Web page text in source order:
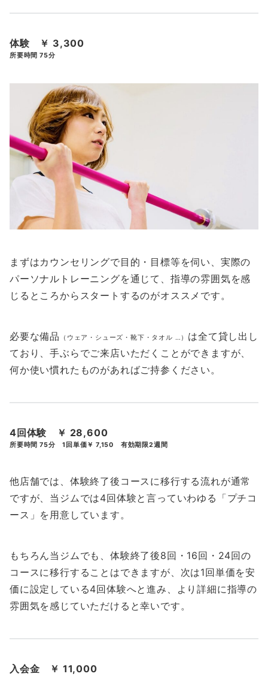
体験 ￥ 3,300
所要時間 75分
まずはカウンセリングで目的・目標等を伺い、実際の
パーソナルトレーニングを通じて、指導の雰囲気を感
じるところからスタートするのがオススメです。
必要な備品 （ウェア・シューズ・靴下・タオル …） は全て貸し出し
ており、手ぶらでご来店いただくことができますが、
何か使い慣れたものがあればご持参ください。
4回体験 ￥ 28,600
所要時間 75分 1回単価￥ 7,150 有効期限2週間
他店舗では、体験終了後コースに移行する流れが通常
ですが、当ジムでは4回体験と言っていわゆる「プチコ
ース」を用意しています。
もちろん当ジムでも、体験終了後8回・16回・24回の
コースに移行することはできますが、次は1回単価を安
価に設定している4回体験へと進み、より詳細に指導の
雰囲気を感じていただけると幸いです。
入会金 ￥ 11,000